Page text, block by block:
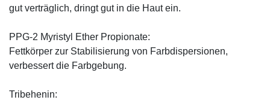
gut verträglich, dringt gut in die Haut ein.
PPG-2 Myristyl Ether Propionate:
Fettkörper zur Stabilisierung von Farbdispersionen,
verbessert die Farbgebung.
Tribehenin: